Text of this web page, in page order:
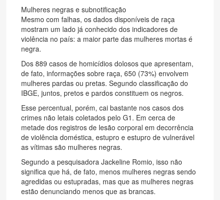
Mulheres negras e subnotificação
Mesmo com falhas, os dados disponíveis de raça
mostram um lado já conhecido dos indicadores de
violência no país: a maior parte das mulheres mortas é
negra.
Dos 889 casos de homicídios dolosos que apresentam,
de fato, informações sobre raça, 650 (73%) envolvem
mulheres pardas ou pretas. Segundo classificação do
IBGE, juntos, pretos e pardos constituem os negros.
Esse percentual, porém, cai bastante nos casos dos
crimes não letais coletados pelo G1. Em cerca de
metade dos registros de lesão corporal em decorrência
de violência doméstica, estupro e estupro de vulnerável
as vítimas são mulheres negras.
Segundo a pesquisadora Jackeline Romio, isso não
significa que há, de fato, menos mulheres negras sendo
agredidas ou estupradas, mas que as mulheres negras
estão denunciando menos que as brancas.